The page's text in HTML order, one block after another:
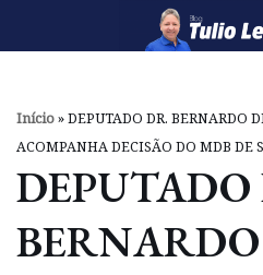
o
conteúdo
Início»DEPUTADO DR. BERNARDO
ACOMPANHA DECISÃO DO MDB DE
DEPUTADO
BERNARDO